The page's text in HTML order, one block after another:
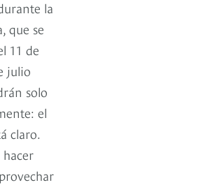
la
que se
11 de
julio
solo
el
claro.